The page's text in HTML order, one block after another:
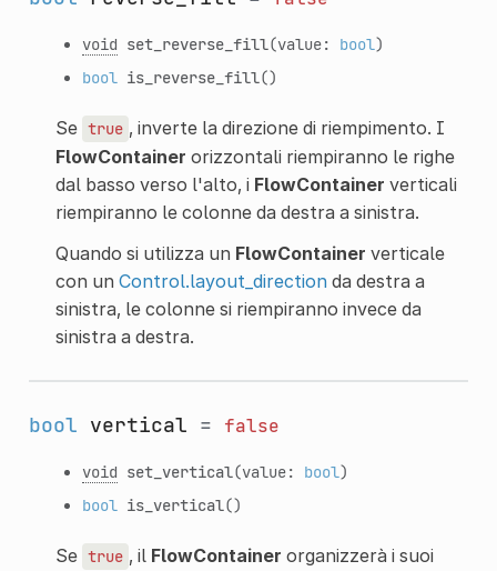
void set_reverse_fill(value: bool)
bool is_reverse_fill()
Se true , inverte la direzione di riempimento. I
FlowContainer orizzontali riempiranno le righe
dal basso verso l'alto, i FlowContainer verticali
riempiranno le colonne da destra a sinistra.
Quando si utilizza un FlowContainer verticale
con un Control.layout_directionda destra a
sinistra, le colonne si riempiranno invece da
sinistra a destra.
bool vertical = false
void set_vertical(value: bool)
bool is_vertical()
Se true , il FlowContainer organizzerà i suoi